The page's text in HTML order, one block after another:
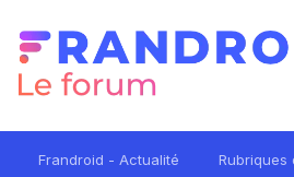
Frandroid - Actualité Rubriques